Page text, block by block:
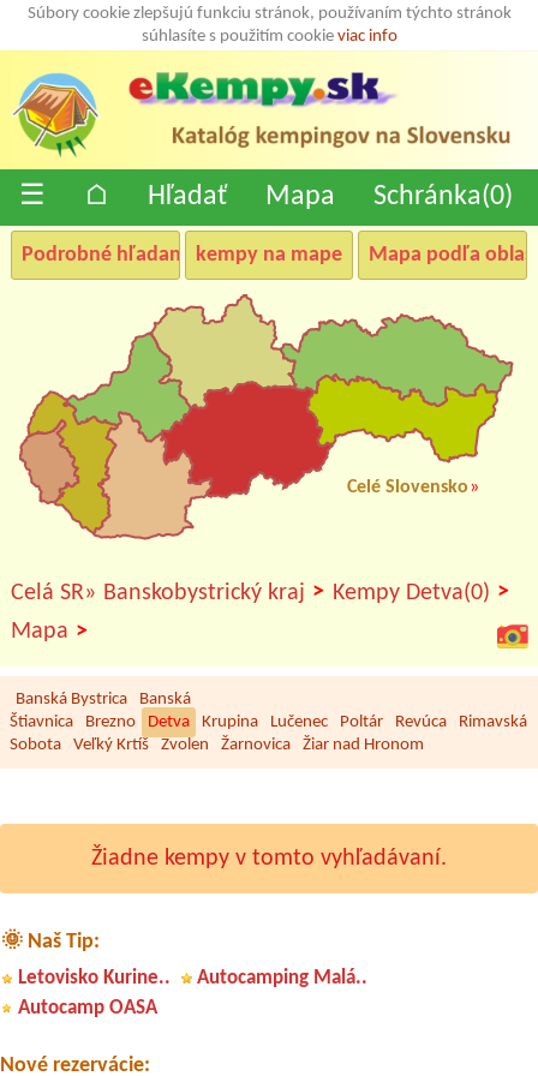
Súbory cookie zlepšujú funkciu stránok, používaním týchto stránok
súhlasíte s použitím cookie viac info
☰ ⌂ Hľadať Mapa Schránka(0)
Podrobné hľadanie kempy na mape Mapa podľa
Celé Slovensko»
Celá SR» Banskobystrický kraj > Kempy Detva(0) >
Mapa >
Banská Bystrica
Banská
Štiavnica
Brezno Detva Krupina Lučenec Poltár Revúca
Rimavská
Sobota
Veľký Krtíš Zvolen Žarnovica Žiar nad Hronom
Žiadne kempy v tomto vyhľadávaní.
🌞 Naš Tip:
Letovisko Kurine..
Autocamping Malá..
Autocamp OASA
Nové rezervácie:
Termín od 2026-08-02 |Autocamping Varín
1misto pro stan 2 dospělí 1 dítě
1x 3L izba pre 3 osoby